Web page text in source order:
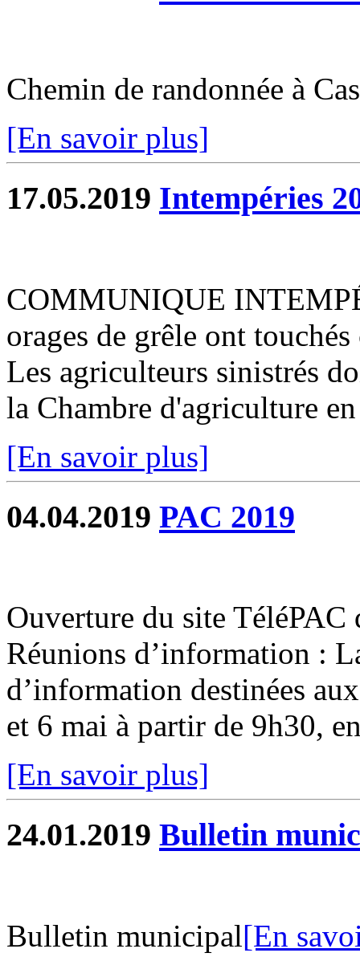
Chemin de randonnée à
[En savoir plus]
17.05.2019 Intempéries
COMMUNIQUE
orages de grêle ont
Les agriculteurs sinistrés
la Chambre d'agriculture
[En savoir plus]
04.04.2019 PAC 2019
Ouverture du site
Réunions d’information :
d’information destinées
et 6 mai à partir de 9h30,
[En savoir plus]
24.01.2019 Bulletin
Bulletin municipal[En